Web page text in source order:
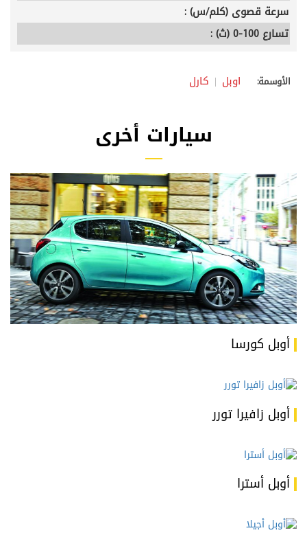
سرعة قصوى (كلم/س) :
تسارع 100-0 (ث) :
الأوسمة: اوبل كارل
سيارات أخرى
أوبل كورسا
أوبل زافيرا تورر
أوبل أسترا